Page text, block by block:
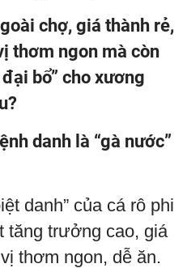
chợ, giá thành rẻ,
thơm ngon mà còn
bổ” cho xương
danh là “gà nước”
danh” của cá rô phi
tăng trưởng cao, giá
thơm ngon, dễ ăn.